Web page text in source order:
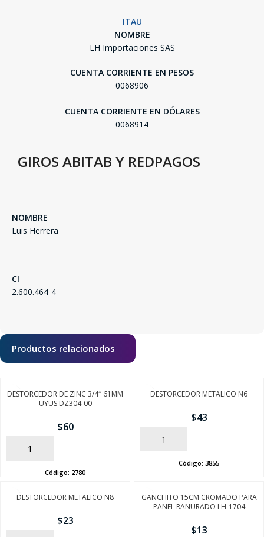
ITAU
NOMBRE
LH Importaciones SAS
CUENTA CORRIENTE EN PESOS
0068906
CUENTA CORRIENTE EN DÓLARES
0068914
GIROS ABITAB Y REDPAGOS
NOMBRE
Luis Herrera
CI
2.600.464-4
Productos relacionados
DESTORCEDOR DE ZINC 3/4″ 61MM
UYUS DZ304-00
$60
AÑADIR
Código: 2780
DESTORCEDOR METALICO N6
$43
AÑADIR
Código: 3855
DESTORCEDOR METALICO N8
$23
GANCHITO 15CM CROMADO PARA
PANEL RANURADO LH-1704
$13